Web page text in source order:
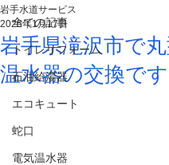
全ての記事
トイレリフォーム
石油給湯器
エコキュート
蛇口
電気温水器
岩手県滝沢市で
温水器の交換です
岩手水道サービス
2025年1月17日